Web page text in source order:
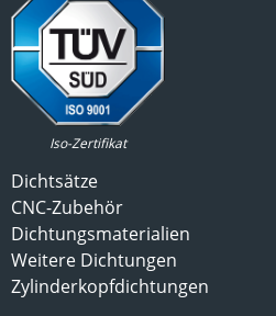
Iso-Zertifikat
Dichtsätze
CNC-Zubehör
Dichtungsmaterialien
Weitere Dichtungen
Zylinderkopfdichtungen